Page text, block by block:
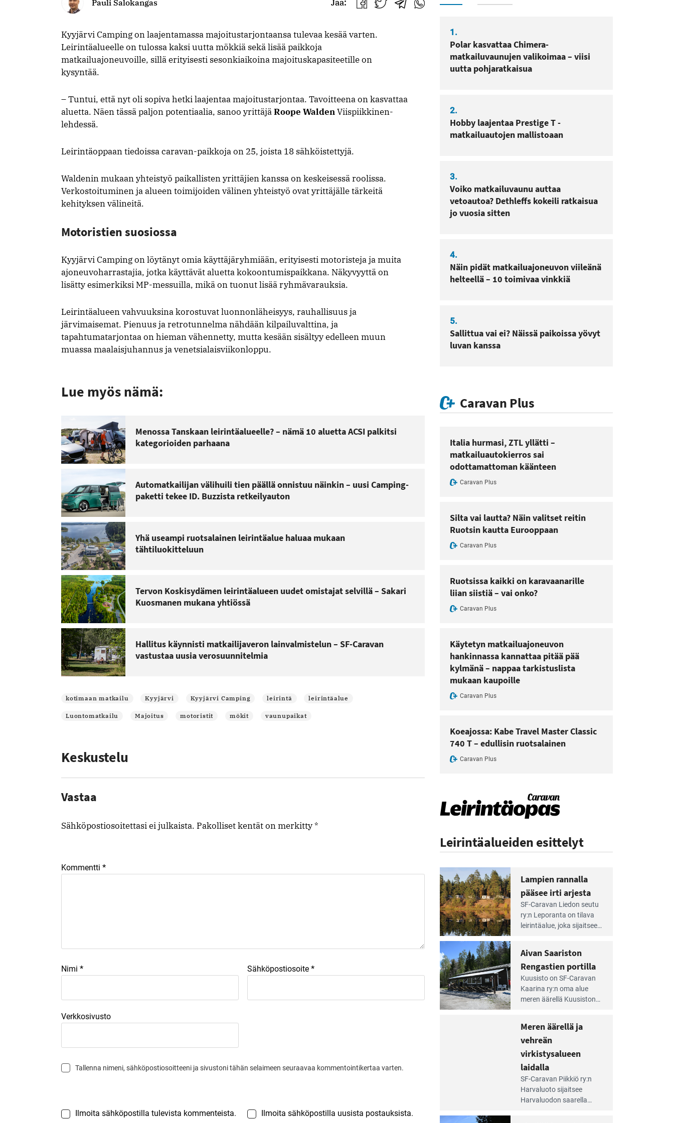
Pauli Salokangas Jaa:
Jaa
Jaa
Jaa
Jaa
Kyyjärvi Camping on laajentamassa majoitustarjontaansa tulevaa kesää varten.
Leirintäalueelle on tulossa kaksi uutta mökkiä sekä lisää paikkoja
matkailuajoneuvoille, sillä erityisesti sesonkiaikoina majoituskapasiteetille on
kysyntää.
– Tuntui, että nyt oli sopiva hetki laajentaa majoitustarjontaa. Tavoitteena on kasvattaa
aluetta. Näen tässä paljon potentiaalia, sanoo yrittäjäRoope WaldenViispiikkinen-
lehdessä.
Leirintäoppaan tiedoissa caravan-paikkoja on 25, joista 18 sähköistettyjä.
Waldenin mukaan yhteistyö paikallisten yrittäjien kanssa on keskeisessä roolissa.
Verkostoituminen ja alueen toimijoiden välinen yhteistyö ovat yrittäjälle tärkeitä
kehityksen välineitä.
Motoristien suosiossa
Kyyjärvi Camping on löytänyt omia käyttäjäryhmiään, erityisesti motoristeja ja muita
ajoneuvoharrastajia, jotka käyttävät aluetta kokoontumispaikkana. Näkyvyyttä on
lisätty esimerkiksi MP-messuilla, mikä on tuonut lisää ryhmävarauksia.
Leirintäalueen vahvuuksina korostuvat luonnonläheisyys, rauhallisuus ja
järvimaisemat. Pienuus ja retrotunnelma nähdään kilpailuvalttina, ja
tapahtumatarjontaa on hieman vähennetty, mutta kesään sisältyy edelleen muun
muassa maalaisjuhannus ja venetsialaisviikonloppu.
Lue myös nämä:
Menossa Tanskaan leirintäalueelle? – nämä 10 aluetta ACSI palkitsi
kategorioiden parhaana
Automatkailijan välihuili tien päällä onnistuu näinkin – uusi Camping-
paketti tekee ID. Buzzista retkeilyauton
Yhä useampi ruotsalainen leirintäalue haluaa mukaan
tähtiluokitteluun
Tervon Koskisydämen leirintäalueen uudet omistajat selvillä – Sakari
Kuosmanen mukana yhtiössä
Hallitus käynnisti matkailijaveron lainvalmistelun – SF-Caravan
vastustaa uusia verosuunnitelmia
kotimaan matkailu Kyyjärvi Kyyjärvi Camping leirintä leirintäalue
Luontomatkailu Majoitus motoristit mökit vaunupaikat
Keskustelu
Vastaa
Sähköpostiosoitettasi ei julkaista. Pakolliset kentät on merkitty*
Kommentti *
Nimi * Sähköpostiosoite *
Verkkosivusto
Tallenna nimeni, sähköpostiosoitteeni ja sivustoni tähän selaimeen seuraavaa kommentointikertaa varten.
Ilmoita sähköpostilla tulevista kommenteista. Ilmoita sähköpostilla uusista postauksista.
1.
Polar kasvattaa Chimera-
matkailuvaunujen valikoimaa – viisi
uutta pohjaratkaisua
2.
Hobby laajentaa Prestige T -
matkailuautojen mallistoaan
3.
Voiko matkailuvaunu auttaa
vetoautoa? Dethleffs kokeili ratkaisua
jo vuosia sitten
4.
Näin pidät matkailuajoneuvon viileänä
helteellä – 10 toimivaa vinkkiä
5.
Sallittua vai ei? Näissä paikoissa yövyt
luvan kanssa
Caravan Plus
Italia hurmasi, ZTL yllätti –
matkailuautokierros sai
odottamattoman käänteen
Caravan Plus
Silta vai lautta? Näin valitset reitin
Ruotsin kautta Eurooppaan
Caravan Plus
Ruotsissa kaikki on karavaanarille
liian siistiä – vai onko?
Caravan Plus
Käytetyn matkailuajoneuvon
hankinnassa kannattaa pitää pää
kylmänä – nappaa tarkistuslista
mukaan kaupoille
Caravan Plus
Koeajossa: Kabe Travel Master Classic
740 T – edullisin ruotsalainen
Caravan Plus
Leirintäalueiden esittelyt
Lue
Leirintäoppaan
artikkeli:
Lampien
rannalla
pääsee
irti
arjesta
Lampien rannalla
pääsee irti arjesta
SF-Caravan Liedon seutu
ry:n Leporanta on tilava
leirintäalue, joka sijaitsee
ympärillä. – Lampi on
upea ja puhdas, ja se
tarjoaa ympäris­töineen
kauniit maisemat ja
loistavat virkistäytymis­
Lue
Leirintäoppaan
artikkeli:
Aivan
Aivan Saariston
Rengastien portilla
Kuusisto on SF-Caravan
Kaarina ry:n oma alue
meren äärellä Kuusiston
lapsiystävällinen,
rauhallinen ja
silmiinpistävän siisti.
ja
Meren äärellä ja
vehreän
virkistysalueen
laidalla
SF-Caravan Piikkiö ry:n
Harvaluoto sijait­see
Harvaluodon saarella